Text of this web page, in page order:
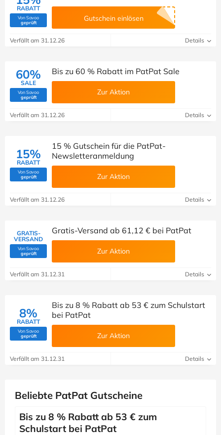
RABATT
Von Savoo
geprüft(Von Savoo geprüft) Gutschein einlösen
Verfällt am 31.12.26 Details
60%
SALE
Von Savoo
geprüft(Von Savoo geprüft)
Bis zu 60 % Rabatt im PatPat Sale
Zur Aktion
Verfällt am 31.12.26 Details
15%
RABATT
Von Savoo
geprüft(Von Savoo geprüft)
15 % Gutschein für die PatPat-
Newsletteranmeldung
Zur Aktion
Verfällt am 31.12.26 Details
GRATIS-
VERSAND
Von Savoo
geprüft(Von Savoo geprüft)
Gratis-Versand ab 61,12 € bei PatPat
Zur Aktion
Verfällt am 31.12.31 Details
8%
RABATT
Von Savoo
geprüft(Von Savoo geprüft)
Bis zu 8 % Rabatt ab 53 € zum Schulstart
bei PatPat
Zur Aktion
Verfällt am 31.12.31 Details
Beliebte PatPat Gutscheine
Bis zu 8 % Rabatt ab 53 € zum
Schulstart bei PatPat